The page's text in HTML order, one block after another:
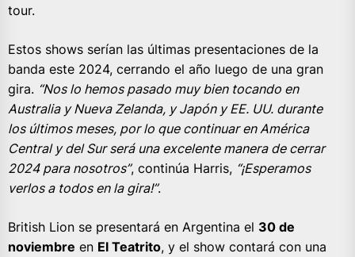
tour.
Estos shows serían las últimas presentaciones de la
banda este 2024, cerrando el año luego de una gran
gira. “Nos lo hemos pasado muy bien tocando en
Australia y Nueva Zelanda, y Japón y EE. UU. durante
los últimos meses, por lo que continuar en América
Central y del Sur será una excelente manera de cerrar
2024 para nosotros”, continúa Harris, “¡Esperamos
verlos a todos en la gira!”.
British Lion se presentará en Argentina el 30 de
noviembre en El Teatrito, y el show contará con una